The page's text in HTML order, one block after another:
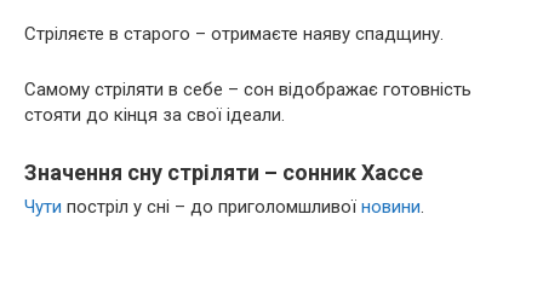
Стріляєте в старого – отримаєте наяву спадщину.
Самому стріляти в себе – сон відображає готовність
стояти до кінця за свої ідеали.
Значення сну стріляти – сонник Хассе
Чути постріл у сні – до приголомшливої новини.